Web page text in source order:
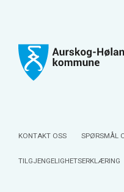
KONTAKT OSS SPØRSMÅL
TILGJENGELIGHETSERKLÆRING